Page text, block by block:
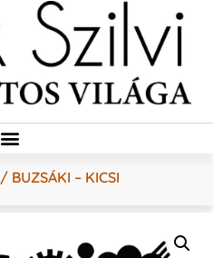
/ BUZSÁKI – KICSI